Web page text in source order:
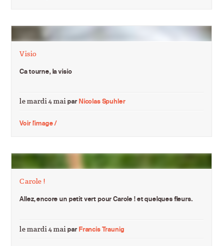
Visio
Ca tourne, la visio
le mardi 4 maiparNicolas Spuhler
Voir l'image /
Carole !
Allez, encore un petit vert pour Carole ! et quelques fleurs.
le mardi 4 maiparFrancis Traunig